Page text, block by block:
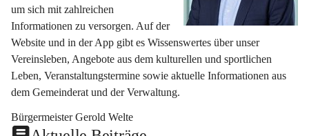
um sich mit zahlreichen
Informationen zu versorgen. Auf der
Website und in der App gibt es Wissenswertes über unser
Vereinsleben, Angebote aus dem kulturellen und sportlichen
Leben, Veranstaltungstermine sowie aktuelle Informationen aus
dem Gemeinderat und der Verwaltung.
Bürgermeister Gerold Welte